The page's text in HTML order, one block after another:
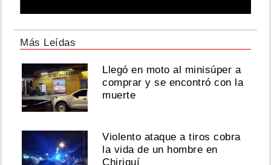
Más Leídas
Llegó en moto al minisúper a
comprar y se encontró con la
muerte
Violento ataque a tiros cobra
la vida de un hombre en
Chiriquí